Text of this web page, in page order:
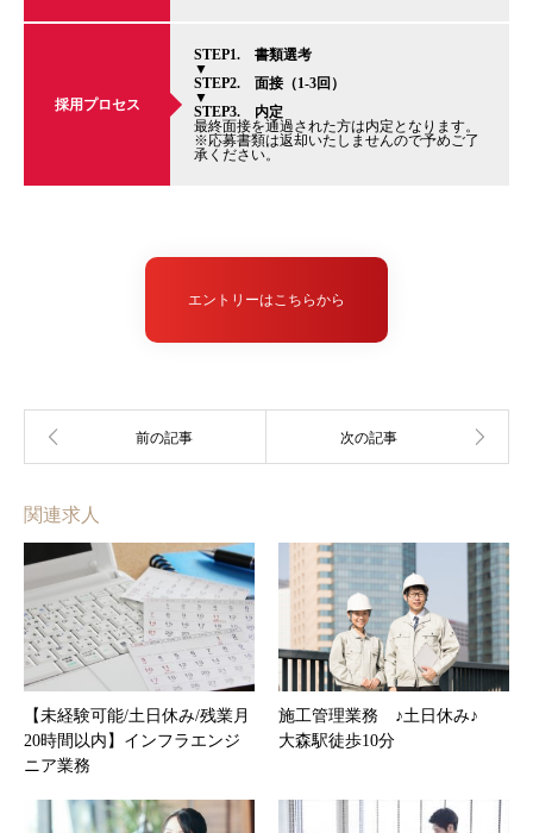
採用プロセス
STEP1. 書類選考
▼
STEP2. 面接（1-3回）
▼
STEP3. 内定
最終面接を通過された方は内定となります。
※応募書類は返却いたしませんので予めご了
承ください。
エントリーはこちらから
関連求人
【未経験可能/土日休み/残業月
20時間以内】インフラエンジ
ニア業務
施工管理業務 ♪土日休み♪
大森駅徒歩10分